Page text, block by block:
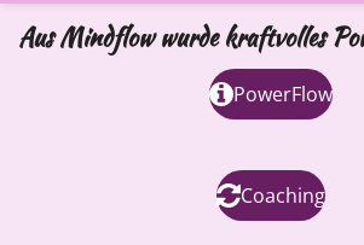
Aus Mindflow wurde kraftvolles
PowerFlow
Coaching